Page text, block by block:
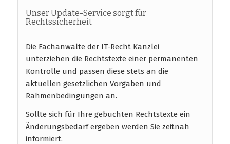
Unser Update-Service sorgt für
Rechtssicherheit
Die Fachanwälte der IT-Recht Kanzlei
unterziehen die Rechtstexte einer permanenten
Kontrolle und passen diese stets an die
aktuellen gesetzlichen Vorgaben und
Rahmenbedingungen an.
Sollte sich für Ihre gebuchten Rechtstexte ein
Änderungsbedarf ergeben werden Sie zeitnah
informiert.